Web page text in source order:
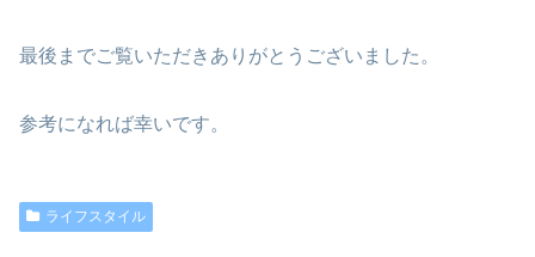
最後までご覧いただきありがとうございました。
参考になれば幸いです。
ライフスタイル